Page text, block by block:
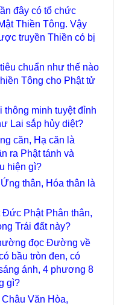
đây có tổ chức
Thiền Tông. Vậy
truyền Thiền có bị
chuẩn như thế nào
Tông cho Phật tử
minh tuyệt đỉnh
Lai sắp hủy diệt?
căn, Hạ căn là
ra Phật tánh và
hiện gì?
thân, Hóa thân là
Đức Phật Phân thân,
Trái đất này?
đọc Đường về
bầu tròn đen, có
ánh, 4 phương 8
gì?
Văn Hòa,